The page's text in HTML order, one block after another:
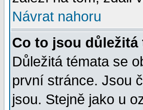
Návrat nahoru
Co to jsou důležitá
Důležitá témata se
první stránce. Jsou
jsou. Stejně jako u